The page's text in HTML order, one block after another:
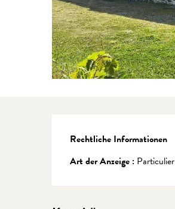
Rechtliche Informationen
Rechtliche Informationen
Art der Anzeige : Particulier